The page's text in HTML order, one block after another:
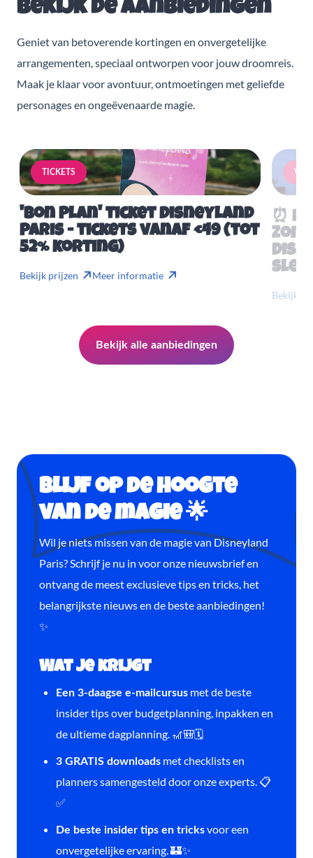
Bekijk de aanbiedingen
Geniet van betoverende kortingen en onvergetelijke
arrangementen, speciaal ontworpen voor jouw droomreis.
Maak je klaar voor avontuur, ontmoetingen met geliefde
personages en ongeëvenaarde magie.
TICKETS
'Bon Plan' ticket Disneyland
Paris - tickets vanaf €49 (tot
52% korting)
Bekijk prijzen Meer informatie
⏰
Bekijk
Bekijk alle aanbiedingen
Blijf op de hoogte
van de magie 🌟
Wil je niets missen van de magie van Disneyland
Paris? Schrijf je nu in voor onze nieuwsbrief en
ontvang de meest exclusieve tips en tricks, het
belangrijkste nieuws en de beste aanbiedingen!
✨
Wat je krijgt
Een 3-daagse e-mailcursus met de beste
insider tips over budgetplanning, inpakken en
de ultieme dagplanning. 🎢🎒🗓️
3 GRATIS downloads met checklists en
planners samengesteld door onze experts. 📋
✅
De beste insider tips en tricksvoor een
onvergetelijke ervaring. 🏰✨